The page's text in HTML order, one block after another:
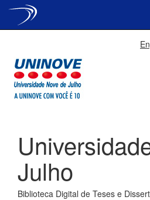
Julho
Biblioteca Digital de Teses e